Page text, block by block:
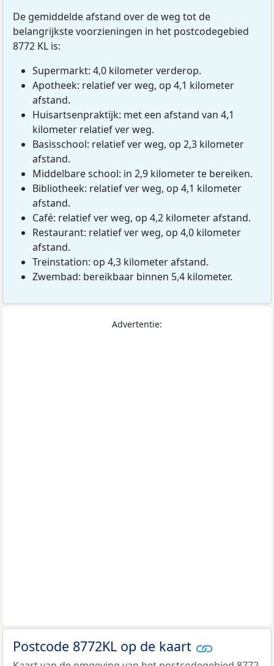
De gemiddelde afstand over de weg tot de
belangrijkste voorzieningen in het postcodegebied
8772 KL is:
Supermarkt: 4,0 kilometer verderop.
Apotheek: relatief ver weg, op 4,1 kilometer
afstand.
Huisartsenpraktijk: met een afstand van 4,1
kilometer relatief ver weg.
Basisschool: relatief ver weg, op 2,3 kilometer
afstand.
Middelbare school: in 2,9 kilometer te bereiken.
Bibliotheek: relatief ver weg, op 4,1 kilometer
afstand.
Café: relatief ver weg, op 4,2 kilometer afstand.
Restaurant: relatief ver weg, op 4,0 kilometer
afstand.
Treinstation: op 4,3 kilometer afstand.
Zwembad: bereikbaar binnen 5,4 kilometer.
Advertentie:
Postcode 8772KL op de kaart